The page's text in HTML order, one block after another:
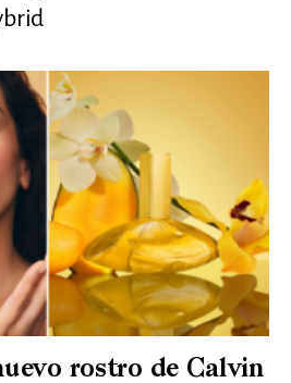
rostro de Calvin